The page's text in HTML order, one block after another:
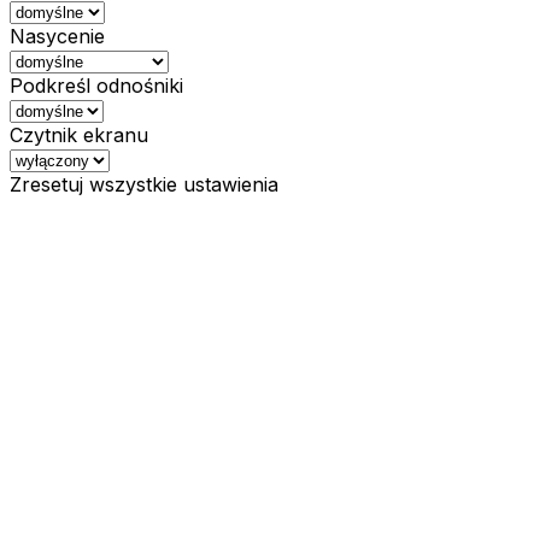
Nasycenie
Podkreśl odnośniki
Czytnik ekranu
Zresetuj wszystkie ustawienia